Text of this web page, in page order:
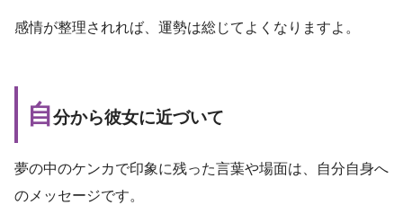
感情が整理されれば、運勢は総じてよくなりますよ。
自分から彼女に近づいて
夢の中のケンカで印象に残った言葉や場面は、自分自身へ
のメッセージです。